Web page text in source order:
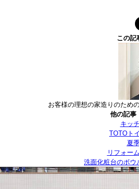
この記
お客様の理想の家造りのため
他の記事
キッ
TOTOト
夏
リフォー
洗面化粧台のボウ